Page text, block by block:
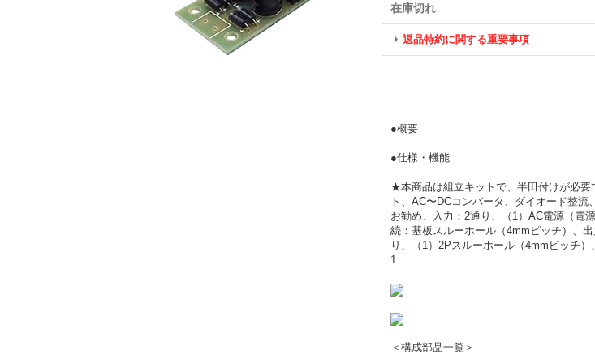
在庫切れ
返品特約に関する重要事項
●概要
●仕様・機能
★本商品は組立キットで、半田付けが必
ト、AC〜DCコンバータ、ダイオード整
お勧め、入力：2通り、（1）AC電源（電
続：基板スルーホール（4mmピッチ）、
り、（1）2Pスルーホール（4mmピッチ
1
＜構成部品一覧＞